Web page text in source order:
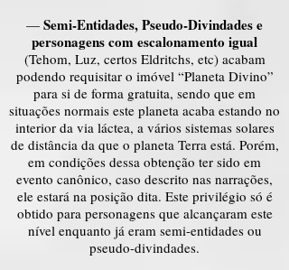
— Semi-Entidades, Pseudo-Divindadese
personagens com escalonamento igual
(Tehom, Luz, certos Eldritchs, etc) acabam
podendo requisitar o imóvel “Planeta Divino”
para si de forma gratuita, sendo que em
situações normais este planeta acaba estando no
interior da via láctea, a vários sistemas solares
de distância da que o planeta Terra está. Porém,
em condições dessa obtenção ter sido em
evento canônico, caso descrito nas narrações,
ele estará na posição dita. Este privilégio só é
obtido para personagens que alcançaram este
nível enquanto já eram semi-entidades ou
pseudo-divindades.